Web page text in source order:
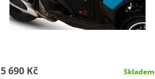
5 690 Kč Skladem